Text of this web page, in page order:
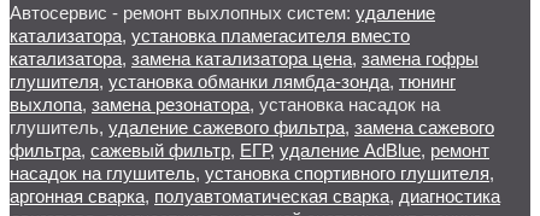
Автосервис - ремонт выхлопных систем: удаление
катализатора, установка пламегасителя вместо
катализатора, замена катализатора цена, замена гофры
глушителя, установка обманки лямбда-зонда, тюнинг
выхлопа, замена резонатора, установка насадок на
глушитель, удаление сажевого фильтра, замена сажевого
фильтра, сажевый фильтр, ЕГР, удаление AdBlue, ремонт
насадок на глушитель, установка спортивного глушителя,
аргонная сварка, полуавтоматическая сварка, диагностика